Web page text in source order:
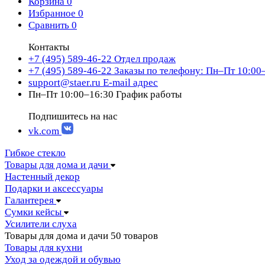
Избранное 0
Сравнить 0
Контакты
+7 (495) 589-46-22 Отдел продаж
+7 (495) 589-46-22 Заказы по телефону: Пн–Пт
support@staer.ru E-mail адрес
Пн–Пт 10:00–16:30 График работы
Подпишитесь на нас
vk.com
Гибкое стекло
Товары для дома и дачи
Настенный декор
Подарки и аксессуары
Галантерея
Сумки кейсы
Усилители слуха
Товары для дома и дачи 50 товаров
Товары для кухни
Уход за одеждой и обувью